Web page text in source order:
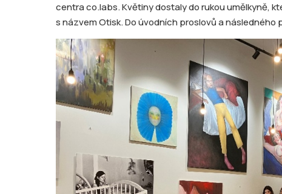
centra co.labs. Květiny dostaly do rukou umělkyně,
s názvem Otisk. Do úvodních proslovů a